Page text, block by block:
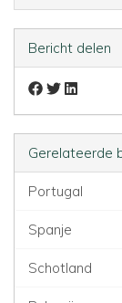
Bericht delen
Gerelateerde
Portugal
Spanje
Schotland